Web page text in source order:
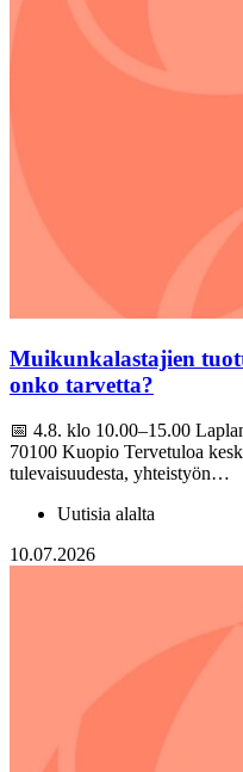
Muikunkalastajien
onko tarvetta?
📅 4.8. klo 10.00–15.00
70100 Kuopio Tervetuloa
tulevaisuudesta, yhteistyön…
Uutisia alalta
10.07.2026